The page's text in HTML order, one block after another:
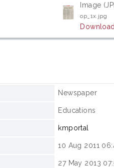
Image
op_1x.jpg
Newspaper
Educations
kmportal
10 Aug 2011
27 May 2013